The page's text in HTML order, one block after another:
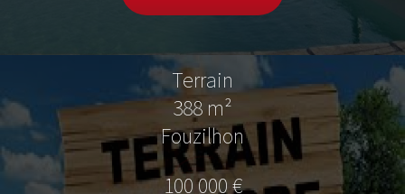
Terrain
388 m²
Fouzilhon
100 000 €